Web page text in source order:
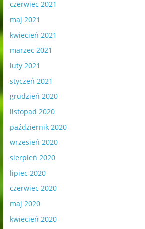
czerwiec 2021
maj 2021
kwiecień 2021
marzec 2021
luty 2021
styczeń 2021
grudzień 2020
listopad 2020
październik 2020
wrzesień 2020
sierpień 2020
lipiec 2020
czerwiec 2020
maj 2020
kwiecień 2020